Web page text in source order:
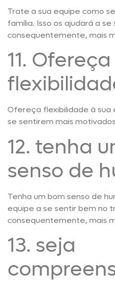
Trate a sua equipe como
família. Isso os ajudará a
consequentemente, mais
11. Ofereça
Ofereça flexibilidade à sua
se sentirem mais
12. tenha
senso de
Tenha um bom senso de
equipe a se sentir bem no
consequentemente, mais
13. seja